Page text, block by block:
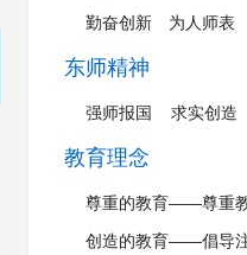
勤奋创新 为人师表
东师精神
强师报国 求实创造
教育理念
尊重的教育——尊重教育
创造的教育——倡导注重